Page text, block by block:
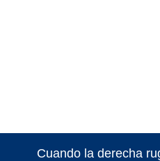
Cuando la derecha